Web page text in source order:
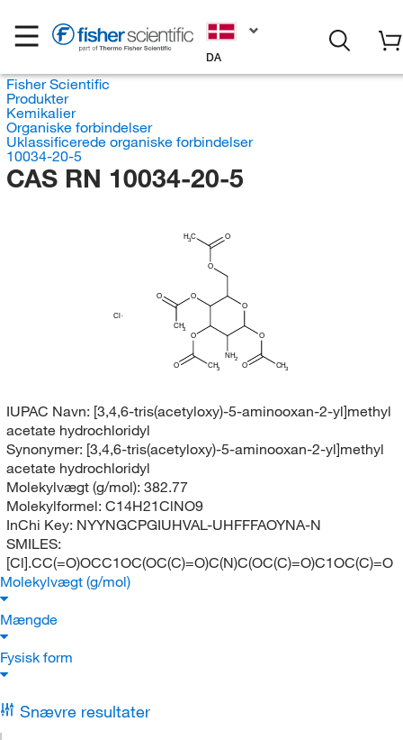
DA
Fisher Scientific
Produkter
Kemikalier
Organiske forbindelser
Uklassificerede organiske forbindelser
10034-20-5
CAS RN 10034-20-5
Cl
H3C O
O
O
O
CH3
O
NH2
O
CH3
O
O
CH3
O
IUPAC Navn: [3,4,6-tris(acetyloxy)-5-aminooxan-2-yl]methyl
acetate hydrochloridyl
Synonymer: [3,4,6-tris(acetyloxy)-5-aminooxan-2-yl]methyl
acetate hydrochloridyl
Molekylvægt (g/mol): 382.77
Molekylformel: C14H21ClNO9
InChi Key: NYYNGCPGIUHVAL-UHFFFAOYNA-N
SMILES:
[Cl].CC(=O)OCC1OC(OC(C)=O)C(N)C(OC(C)=O)C1OC(C)=O
Molekylvægt (g/mol)
Mængde
Fysisk form
Snævre resultater